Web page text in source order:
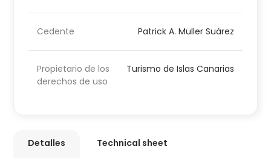
Cedente Patrick A. Müller Suárez
Propietario de los
derechos de uso
Turismo de Islas Canarias
Detalles Technical sheet